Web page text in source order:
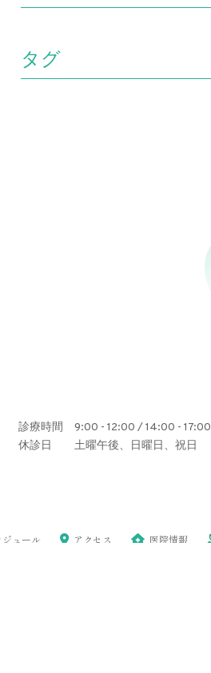
タグ
診療時間 9:00 - 12:00 / 14:00 - 17:00
休診日 土曜午後、日曜日、祝日
ュール アクセス 医院情報